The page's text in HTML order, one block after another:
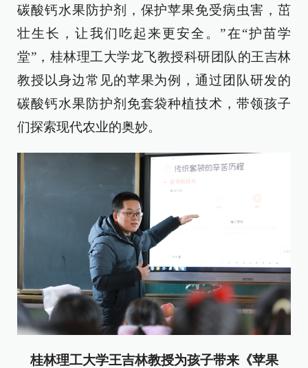
碳酸钙水果防护剂，保护苹果免受病虫害，茁
壮生长，让我们吃起来更安全。”在“护苗学
堂”，桂林理工大学龙飞教授科研团队的王吉林
教授以身边常见的苹果为例，通过团队研发的
碳酸钙水果防护剂免套袋种植技术，带领孩子
们探索现代农业的奥妙。
桂林理工大学王吉林教授为孩子带来《苹果